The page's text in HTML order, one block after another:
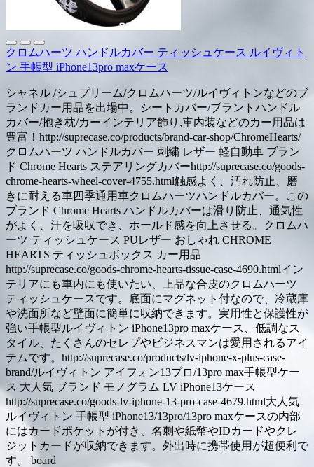
クロムハーツ ハンドルカバー ティッシュケース ルイヴィト
ン 手帳型 iPhone13pro maxケース
シャネル /シュプリーム/クロムハーツ/ルイヴィトンなどのブ
ランドカー用品を出場中。シートカバー/ブラントハンドル
カバー/抱き枕/カーインテリア飾り,車内装などのカー用品は
豊富！http://suprecase.co/products/brand-car-shop/ChromeHearts/
クロムハーツ ハンドルカバー 刺繍 レザー 軽自動車 ブラン
ド Chrome Hearts ステアリングカバーhttp://suprecase.co/goods-
chrome-hearts-wheel-cover-4755.html触感よく、汚れ防止、磨
きに耐える車四季通用車クロムハーツハンドルカバー。この
ブランド Chrome Hearts ハンドルカバーは滑り防止、通気性
がよく、汗を吸収でき、ホールド感を向上させる。クロムハ
ーツ ティッシュケース PUレザー おしゃれ CHROME
HEARTS ティッシュボックス カー用品
http://suprecase.co/goods-chrome-hearts-tissue-case-4690.htmlイン
テリアにも車内にも使いたい、上品な合皮のクロムハーツ
ティッシュケースです。底面にマグネット付なので、冷蔵庫
や洗面所など壁面に簡単に収納できます。実用性と保護性が
強い手帳型ルイヴィトン iPhone13pro maxケース、低調なス
タイル、たくさんのセレプやビジネスマンは愛用されるアイ
テムです。http://suprecase.co/products/lv-iphone-x-plus-case-
brand/ルイヴィトン アイフォン13プロ/13pro max手帳型ケー
ス 大人気 ブランド モノグラム LV iPhone13ケース
http://suprecase.co/goods-lv-iphone-13-pro-case-4679.html大人気
ルイヴィトン 手帳型 iPhone13/13pro/13pro maxケースの内部
にはカードポケットが付き、名刺や紙幣やIDカードやクレ
ジットカードが収納できます。外出時に携帯使用が超便利で
す。 board